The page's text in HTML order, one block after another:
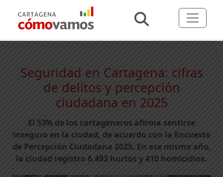
Seguridad en Cartagena: cifras
de delitos y percepción
ciudadana en 2025
El 53% de los cartageneros afirma sentirse
inseguro en la ciudad, de acuerdo con la Encuesta
de Percepción Ciudadana 2025. En ese mismo año,
la ciudad registro 6.493 hurtos y 410 homicidios.